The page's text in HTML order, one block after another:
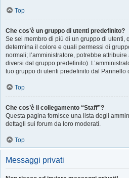
Top
Che cos’è un gruppo di utenti predefinito?
Se sei membro di più di un gruppo di utenti,
determina il colore e quali permessi di
normali; l’amministratore, potrebbe
diversi dal gruppo predefinito).
tuo gruppo di utenti predefinito dal Pannello
Top
Che cos’è il collegamento “Staff”?
Questa pagina fornisce una lista degli
dettagli sui forum da loro moderati.
Top
Messaggi privati